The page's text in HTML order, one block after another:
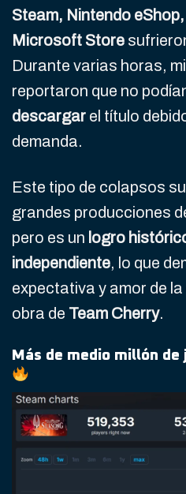
Steam, Nintendo
Microsoft Store
Durante varias horas,
reportaron que no
descargar el título
demanda.
Este tipo de colapsos
grandes producciones
pero es un logro
independiente, lo que
expectativa y amor de
obra de Team Cherry.
Más de medio millón